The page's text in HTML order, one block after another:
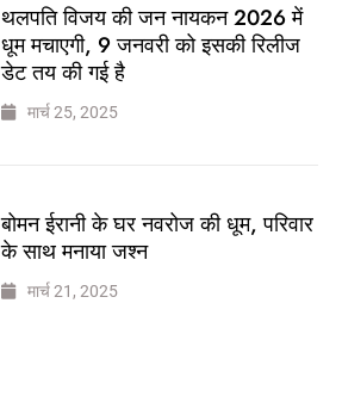
थलपति विजय की जन नायकन 2026 में
धूम मचाएगी, 9 जनवरी को इसकी रिलीज
डेट तय की गई है
मार्च 25, 2025
बोमन ईरानी के घर नवरोज की धूम, परिवार
के साथ मनाया जश्न
मार्च 21, 2025